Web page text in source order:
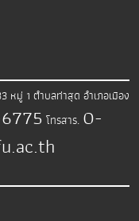
หมู่ 1 ตำบลท่าสุด อำเภอเมือง
โทรสาร. 0-